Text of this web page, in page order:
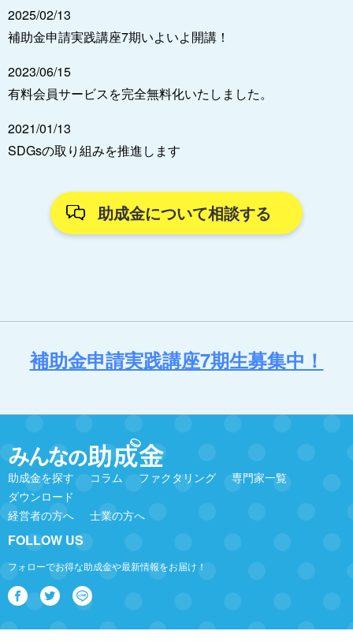
2025/02/13
補助金申請実践講座7期いよいよ開講！
2023/06/15
有料会員サービスを完全無料化いたしました。
2021/01/13
SDGsの取り組みを推進します
助成金について相談する
補助金申請実践講座7期生募集中！
助成金を探す コラム ファクタリング
専門家一覧
ダウンロード
経営者の方へ
士業の方へ
FOLLOW US
フォローでお得な助成金や最新情報をお届け！